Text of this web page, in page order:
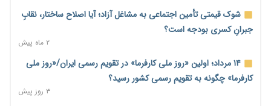
فشار اقتصادی در مسیر صعود؛ شاخص فلاکت کشور از ۹۰ به ۹۶
درصد رسید
۲ روز پیش
رشد ۷۵ هزار میلیاردی بازار خرید اعتباری؛ فین‌تک‌ها وارد میدان
شدند
۲ روز پیش
شوک قیمتی تأمین اجتماعی به مشاغل آزاد؛ آیا اصلاح ساختار، نقابِ
جبرانِ کسری بودجه است؟
۲ ماه پیش
۱۴ مرداد؛ اولین «روز ملی کارفرما» در تقویم رسمی ایران/«روز ملی
کارفرما» چگونه به تقویم رسمی کشور رسید؟
۳ روز پیش